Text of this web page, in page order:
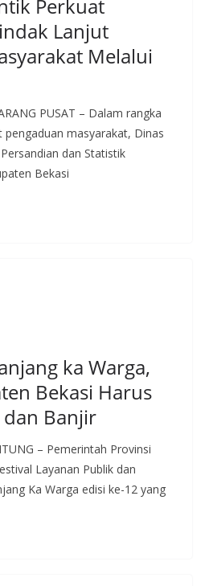
Perkuat
Lanjut
Melalui
PUSAT – Dalam rangka
masyarakat, Dinas
dan Statistik
Bekasi
ka Warga,
Bekasi Harus
Banjir
– Pemerintah Provinsi
Layanan Publik dan
Ka Warga edisi ke-12 yang